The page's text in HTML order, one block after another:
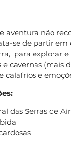
aventura não
se de partir em
para explorar e
cavernas (mais
calafrios e
das Serras de